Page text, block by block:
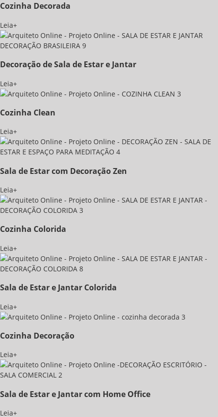
Cozinha Decorada
Leia+
Decoração de Sala de Estar e Jantar
Leia+
Cozinha Clean
Leia+
Sala de Estar com Decoração Zen
Leia+
Cozinha Colorida
Leia+
Sala de Estar e Jantar Colorida
Leia+
Cozinha Decoração
Leia+
Sala de Estar e Jantar com Home Office
Leia+